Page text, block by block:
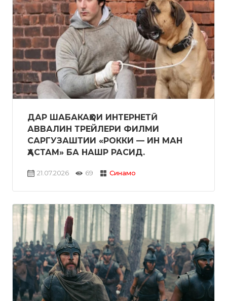
21.07.2026 69 Синамо
ДАР ШАБАКАҲОИ ИНТЕРНЕТӢ
АВВАЛИН ТРЕЙЛЕРИ ФИЛМИ
САРГУЗАШТИИ «РОККИ — ИН МАН
ҲАСТАМ» БА НАШР РАСИД.